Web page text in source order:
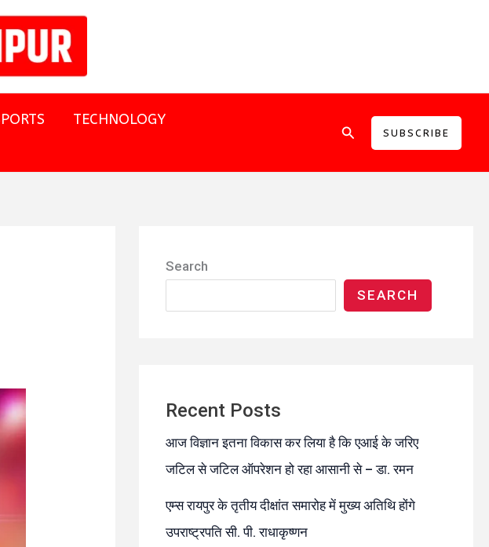
TECHNOLOGY
SearchSUBSCRIBE
Search
SEARCH
Recent Posts
आज विज्ञान इतना विकास कर लिया है कि एआई के जरिए
जटिल से जटिल ऑपरेशन हो रहा आसानी से – डा. रमन
एम्स रायपुर के तृतीय दीक्षांत समारोह में मुख्य अतिथि होंगे
उपराष्ट्रपति सी. पी. राधाकृष्णन